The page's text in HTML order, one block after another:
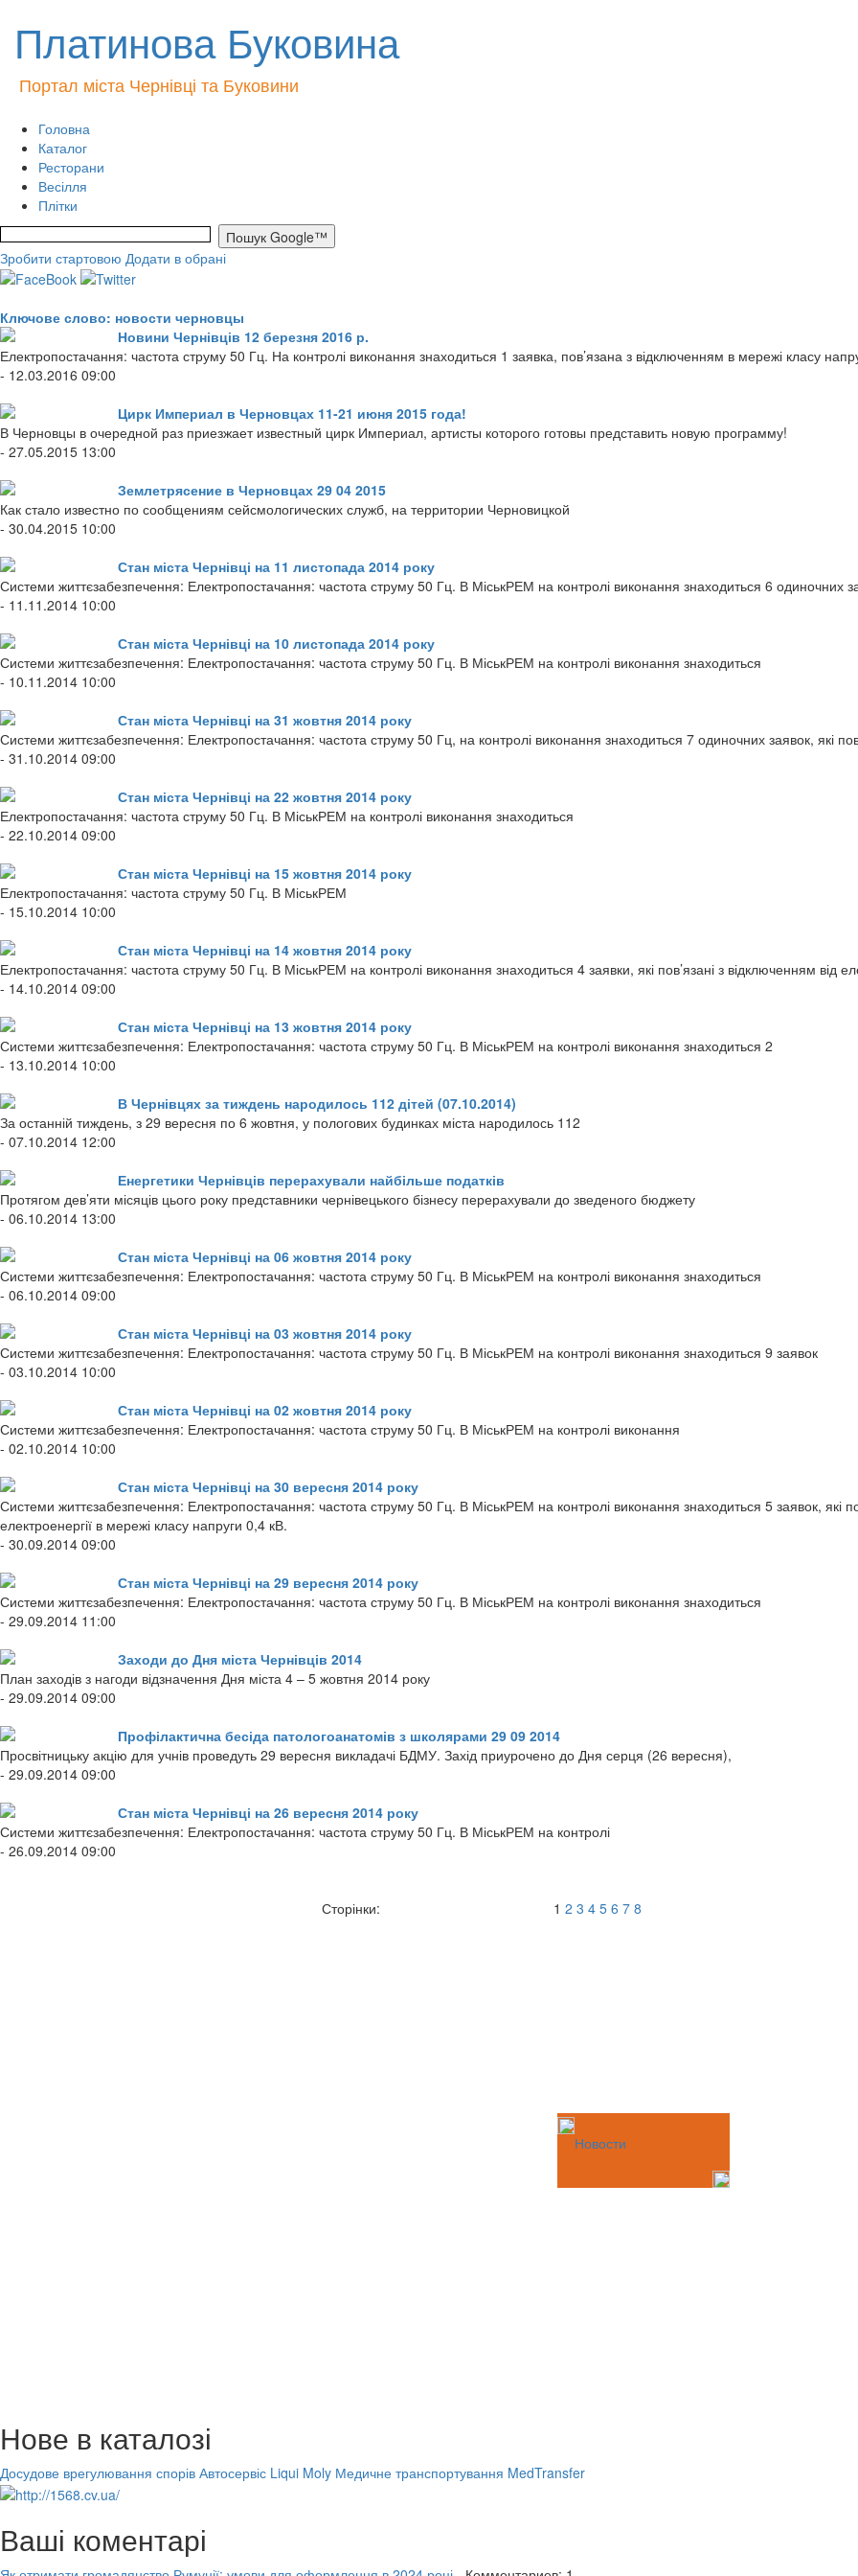
Платинова Буковина
Портал міста Чернівці та Буковини
Головна
Каталог
Ресторани
Весілля
Плітки
Зробити стартовою Додати в обрані
Ключове слово: новости черновцы
Новини Чернівців 12 березня 2016 р.
Електропостачання: частота струму 50 Гц. На контролі виконання знаходиться 1 заявка, пов’язана з відключенням в мережі класу
- 12.03.2016 09:00
Цирк Империал в Черновцах 11-21 июня 2015 года!
В Черновцы в очередной раз приезжает известный цирк Империал, артисты которого готовы представить новую программу!
- 27.05.2015 13:00
Землетрясение в Черновцах 29 04 2015
Как стало известно по сообщениям сейсмологических служб, на территории Черновицкой
- 30.04.2015 10:00
Стан міста Чернівці на 11 листопада 2014 року
Системи життєзабезпечення: Електропостачання: частота струму 50 Гц. В МіськРЕМ на контролі виконання знаходиться 6 одиночних
- 11.11.2014 10:00
Стан міста Чернівці на 10 листопада 2014 року
Системи життєзабезпечення: Електропостачання: частота струму 50 Гц. В МіськРЕМ на контролі виконання знаходиться
- 10.11.2014 10:00
Стан міста Чернівці на 31 жовтня 2014 року
Системи життєзабезпечення: Електропостачання: частота струму 50 Гц, на контролі виконання знаходиться 7 одиночних заявок, які
- 31.10.2014 09:00
Стан міста Чернівці на 22 жовтня 2014 року
Електропостачання: частота струму 50 Гц. В МіськРЕМ на контролі виконання знаходиться
- 22.10.2014 09:00
Стан міста Чернівці на 15 жовтня 2014 року
Електропостачання: частота струму 50 Гц. В МіськРЕМ
- 15.10.2014 10:00
Стан міста Чернівці на 14 жовтня 2014 року
Електропостачання: частота струму 50 Гц. В МіськРЕМ на контролі виконання знаходиться 4 заявки, які пов’язані з відключенням від
- 14.10.2014 09:00
Стан міста Чернівці на 13 жовтня 2014 року
Системи життєзабезпечення: Електропостачання: частота струму 50 Гц. В МіськРЕМ на контролі виконання знаходиться 2
- 13.10.2014 10:00
В Чернівцях за тиждень народилось 112 дітей (07.10.2014)
За останній тиждень, з 29 вересня по 6 жовтня, у пологових будинках міста народилось 112
- 07.10.2014 12:00
Енергетики Чернівців перерахували найбільше податків
Протягом дев’яти місяців цього року представники чернівецького бізнесу перерахували до зведеного бюджету
- 06.10.2014 13:00
Стан міста Чернівці на 06 жовтня 2014 року
Системи життєзабезпечення: Електропостачання: частота струму 50 Гц. В МіськРЕМ на контролі виконання знаходиться
- 06.10.2014 09:00
Стан міста Чернівці на 03 жовтня 2014 року
Системи життєзабезпечення: Електропостачання: частота струму 50 Гц. В МіськРЕМ на контролі виконання знаходиться 9 заявок
- 03.10.2014 10:00
Стан міста Чернівці на 02 жовтня 2014 року
Системи життєзабезпечення: Електропостачання: частота струму 50 Гц. В МіськРЕМ на контролі виконання
- 02.10.2014 10:00
Стан міста Чернівці на 30 вересня 2014 року
Системи життєзабезпечення: Електропостачання: частота струму 50 Гц. В МіськРЕМ на контролі виконання знаходиться 5 заявок, які
електроенергії в мережі класу напруги 0,4 кВ.
- 30.09.2014 09:00
Стан міста Чернівці на 29 вересня 2014 року
Системи життєзабезпечення: Електропостачання: частота струму 50 Гц. В МіськРЕМ на контролі виконання знаходиться
- 29.09.2014 11:00
Заходи до Дня міста Чернівців 2014
План заходів з нагоди відзначення Дня міста 4 – 5 жовтня 2014 року
- 29.09.2014 09:00
Профілактична бесіда патологоанатомів з школярами 29 09 2014
Просвітницьку акцію для учнів проведуть 29 вересня викладачі БДМУ. Захід приурочено до Дня серця (26 вересня),
- 29.09.2014 09:00
Стан міста Чернівці на 26 вересня 2014 року
Системи життєзабезпечення: Електропостачання: частота струму 50 Гц. В МіськРЕМ на контролі
- 26.09.2014 09:00
Сторінки: 1 2 3 4 5 6 7 8
Новости
Нове в каталозі
Досудове врегулювання спорів Автосервіс Liqui Moly Медичне транспортування MedTransfer
Ваші коментарі